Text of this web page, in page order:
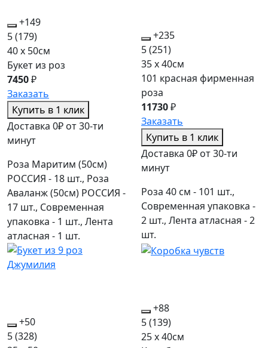
+149
5(179)
40 x 50см
Букет из роз
7450₽
Заказать
Купить в 1 клик
Доставка 0₽ от 30-ти
минут
Роза Маритим (50см)
РОССИЯ - 18 шт., Роза
Аваланж (50см) РОССИЯ -
17 шт., Современная
упаковка - 1 шт., Лента
атласная - 1 шт.
+235
5(251)
35 x 40см
101 красная фирменная
роза
11730₽
Заказать
Купить в 1 клик
Доставка 0₽ от 30-ти
минут
Роза 40 см - 101 шт.,
Современная упаковка -
2 шт., Лента атласная - 2
шт.
+50
5(328)
+88
5(139)
25 x 40см